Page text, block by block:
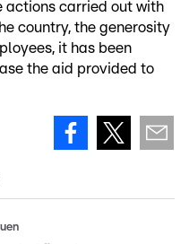
actions carried out with
country, the generosity
it has been
the aid provided to